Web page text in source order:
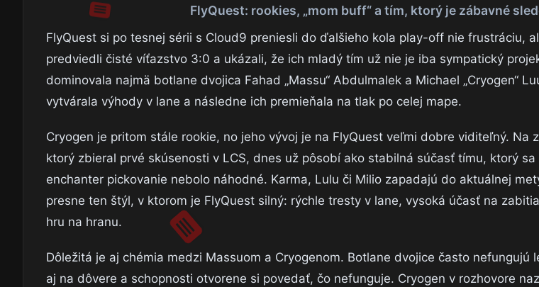
FlyQuest: rookies, „mom buff“ a tím, ktorý je zábavné
FlyQuest si po tesnej sérii s Cloud9 preniesli do ďalšieho kola play-off nie frustráciu,
predviedli čisté víťazstvo 3:0 a ukázali, že ich mladý tím už nie je iba sympatický
dominovala najmä botlane dvojica Fahad „Massu“ Abdulmalek a Michael „Cryogen“
vytvárala výhody v lane a následne ich premieňala na tlak po celej mape.
Cryogen je pritom stále rookie, no jeho vývoj je na FlyQuest veľmi dobre viditeľný. Na
ktorý zbieral prvé skúsenosti v LCS, dnes už pôsobí ako stabilná súčasť tímu, ktorý
enchanter pickovanie nebolo náhodné. Karma, Lulu či Milio zapadajú do aktuálnej
presne ten štýl, v ktorom je FlyQuest silný: rýchle tresty v lane, vysoká účasť na
hru na hranu.
Dôležitá je aj chémia medzi Massuom a Cryogenom. Botlane dvojice často nefungujú
aj na dôvere a schopnosti otvorene si povedať, čo nefunguje. Cryogen v rozhovore